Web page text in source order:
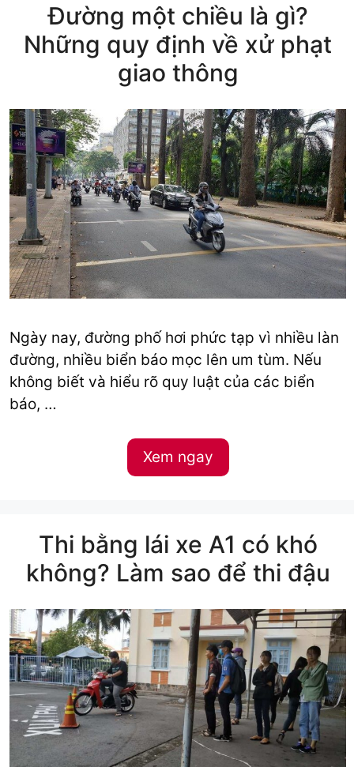
Đường một chiều là gì?
Những quy định về xử phạt
giao thông
Ngày nay, đường phố hơi phức tạp vì nhiều làn
đường, nhiều biển báo mọc lên um tùm. Nếu
không biết và hiểu rõ quy luật của các biển
báo, …
Xem ngay
Thi bằng lái xe A1 có khó
không? Làm sao để thi đậu